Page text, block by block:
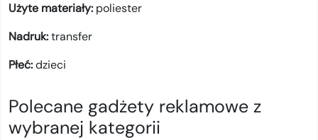
Użyte materiały: poliester
Nadruk:transfer
Płeć:dzieci
Polecane gadżety reklamowe z
wybranej kategorii